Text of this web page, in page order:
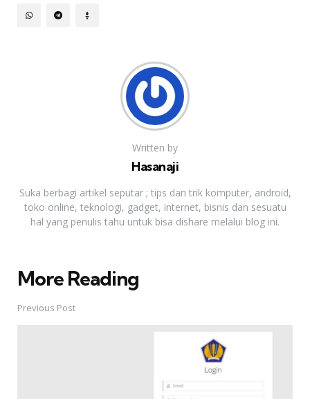
Written by
Hasanaji
Suka berbagi artikel seputar ; tips dan trik komputer, android,
toko online, teknologi, gadget, internet, bisnis dan sesuatu
hal yang penulis tahu untuk bisa dishare melalui blog ini.
More Reading
Post
navigation
Previous Post